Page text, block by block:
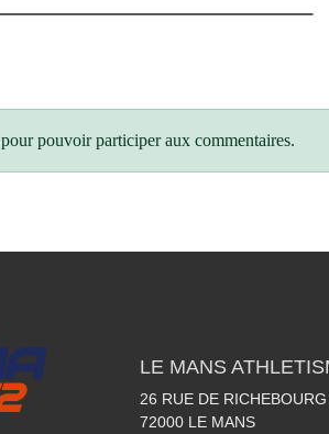
pour pouvoir participer aux commentaires.
LE MANS
26 RUE DE
72000 LE MANS